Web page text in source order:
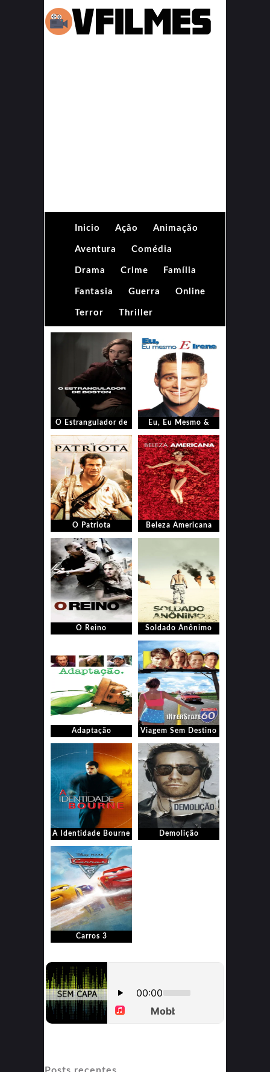
Inicio Ação Animação
Aventura Comédia
Drama Crime Família
Fantasia Guerra Online
Terror Thriller
O Estrangulador de
Eu, Eu Mesmo &
O Patriota Beleza Americana
O Reino Soldado Anônimo
Adaptação Viagem Sem Destino
A Identidade Bourne Demolição
Carros 3